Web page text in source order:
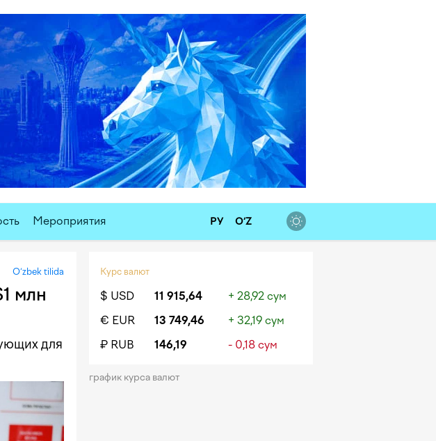
Мероприятия РУ O‘Z
O‘zbek tilida
млн
для
Курс валют
$ USD 11 915,64
+ 28,92 сум
€ EUR
13 749,46
+ 32,19 сум
₽ RUB
146,19 - 0,18 сум
график курса валют